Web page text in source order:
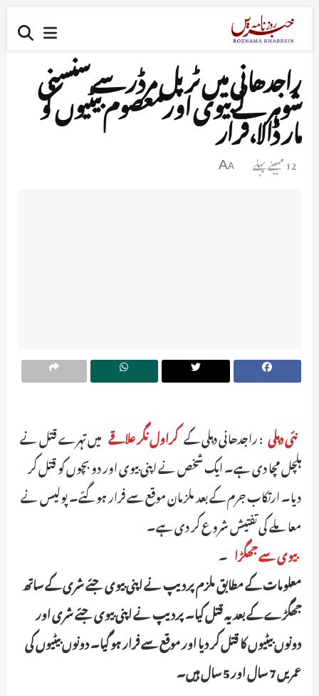
راجدھانی میں ٹرپل مرڈر سے سنسنی
شوہر نے بیوی اورمعصوم بیٹیوں کو
مار ڈالا،فرار
12 مہینے پہلے A
A
نئی دہلی : راجدھانی دہلی کے کراول نگر علاقے میں تہرے قتل نے
ہلچل مچا دی ہے۔ ایک شخص نے اپنی بیوی اور دو بچوں کو قتل کر
دیا۔ ارتکاب جرم کے بعد ملزمان موقع سے فرار ہوگئے۔ پولیس نے
معاملے کی تفتیش شروع کر دی ہے۔
بیوی سے جھگڑا ۔
معلومات کے مطابق ملزم پردیپ نے اپنی بیوی جئے شری کے ساتھ
جھگڑے کے بعد یہ قتل کیا۔ پردیپ نے اپنی بیوی جئے شری اور
دونوں بیٹیوں کا قتل کر دیا اور موقع سے فرار ہو گیا۔ دونوں بیٹیوں کی
عمریں 7 سال اور 5 سال ہیں۔